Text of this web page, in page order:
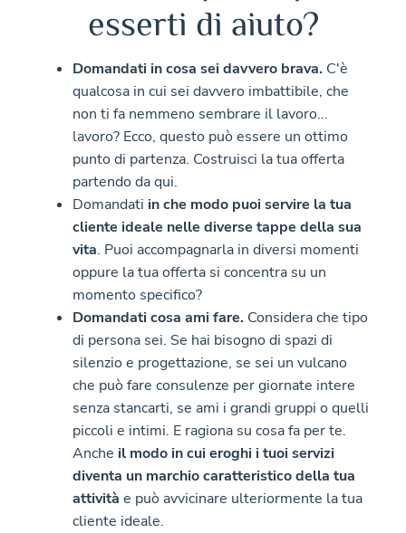
esserti di aiuto?
Domandati in cosa sei davvero brava. C'è
qualcosa in cui sei davvero imbattibile, che
non ti fa nemmeno sembrare il lavoro...
lavoro? Ecco, questo può essere un ottimo
punto di partenza. Costruisci la tua offerta
partendo da qui.
Domandati in che modo puoi servire la tua
cliente ideale nelle diverse tappe della sua
vita. Puoi accompagnarla in diversi momenti
oppure la tua offerta si concentra su un
momento specifico?
Domandati cosa ami fare. Considera che tipo
di persona sei. Se hai bisogno di spazi di
silenzio e progettazione, se sei un vulcano
che può fare consulenze per giornate intere
senza stancarti, se ami i grandi gruppi o quelli
piccoli e intimi. E ragiona su cosa fa per te.
Anche il modo in cui eroghi i tuoi servizi
diventa un marchio caratteristico della tua
attività e può avvicinare ulteriormente la tua
cliente ideale.